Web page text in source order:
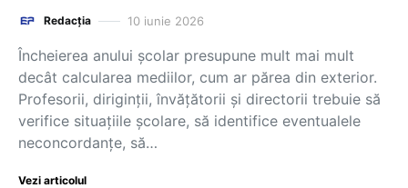
Redacția 10 iunie 2026
Încheierea anului școlar presupune mult mai mult
decât calcularea mediilor, cum ar părea din exterior.
Profesorii, diriginții, învățătorii și directorii trebuie să
verifice situațiile școlare, să identifice eventualele
neconcordanțe, să…
Vezi articolul